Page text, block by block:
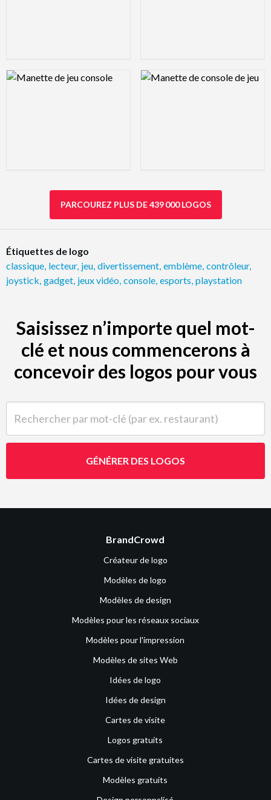
Logo Preview Image Logo Preview Image
PARCOUREZ PLUS DE 439 000 LOGOS
Étiquettes de logo
classique lecteur, jeu divertissement emblème contrôleur,
joystick gadget jeux vidéo console esports playstation
Saisissez n’importe quel mot-
clé et nous commencerons à
concevoir des logos pour vous
GÉNÉRER DES LOGOS
BrandCrowd
Créateur de logo
Modèles de logo
Modèles de design
Modèles pour les réseaux sociaux
Modèles pour l'impression
Modèles de sites Web
Idées de logo
Idées de design
Cartes de visite
Logos gratuits
Cartes de visite gratuites
Modèles gratuits